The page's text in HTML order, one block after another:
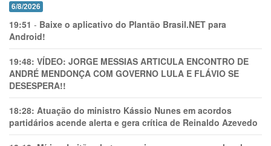
6/8/2026
19:51 - Baixe o aplicativo do Plantão Brasil.NET para
Android!
19:48: VÍDEO: JORGE MESSIAS ARTICULA ENCONTRO DE
ANDRÉ MENDONÇA COM GOVERNO LULA E FLÁVIO SE
DESESPERA!!
18:28: Atuação do ministro Kássio Nunes em acordos
partidários acende alerta e gera crítica de Reinaldo Azevedo